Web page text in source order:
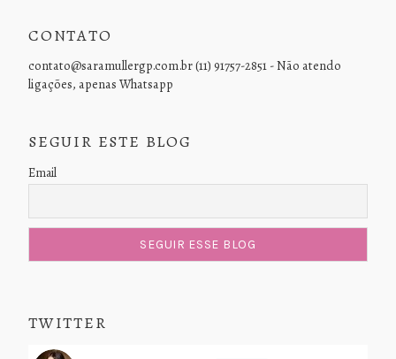
CONTATO
contato@saramullergp.com.br (11) 91757-2851 - Não atendo
ligações, apenas Whatsapp
SEGUIR ESTE BLOG
Email
TWITTER